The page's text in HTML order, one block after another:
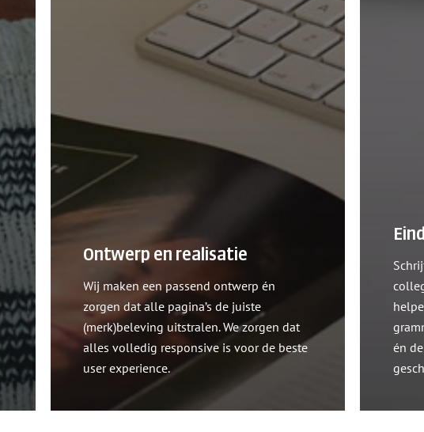
Ontwerp en realisatie
Wij maken een passend ontwerp én
zorgen dat alle pagina’s de juiste
(merk)beleving uitstralen. We zorgen dat
alles volledig responsive is voor de beste
user experience.
én